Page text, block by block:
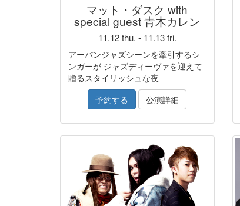
マット・ダスク with
special guest 青木カレン
11.12 thu. - 11.13 fri.
アーバンジャズシーンを牽引するシ
ンガーが ジャズディーヴァを迎えて
贈るスタイリッシュな夜
予約する
公演詳細